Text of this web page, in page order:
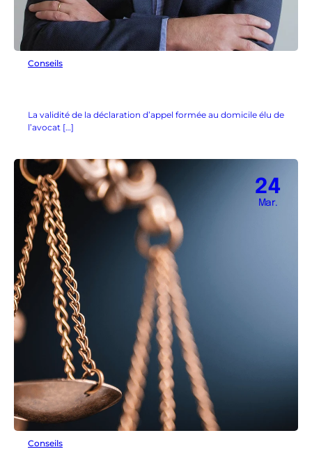
Conseils
La validité de la déclaration d’appel formée au domicile élu de
l’avocat […]
24
Mar.
Conseils